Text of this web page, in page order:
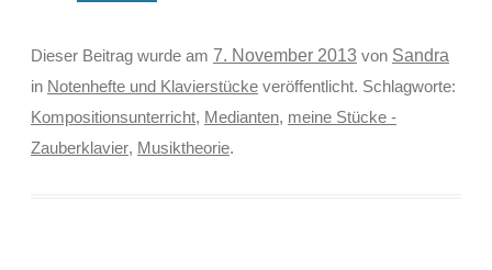
Dieser Beitrag wurde am 7. November 2013 von Sandra
in Notenhefte und Klavierstückeveröffentlicht. Schlagworte:
Kompositionsunterricht, Medianten, meine Stücke -
Zauberklavier, Musiktheorie.